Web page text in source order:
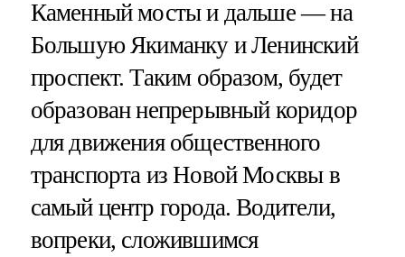
Каменный мосты и дальше — на
Большую Якиманку и Ленинский
проспект. Таким образом, будет
образован непрерывный коридор
для движения общественного
транспорта из Новой Москвы в
самый центр города. Водители,
вопреки, сложившимся